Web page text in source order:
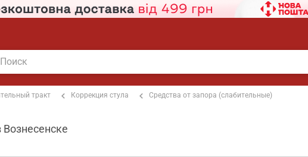
тракт Коррекция стула Средства от запора (слабительные)